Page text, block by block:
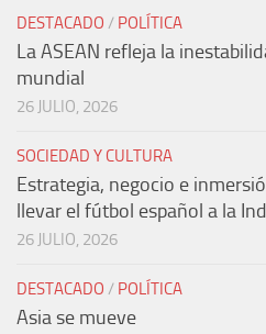
DESTACADO / POLÍTICA
La ASEAN refleja la
mundial
26 JULIO, 2026
SOCIEDAD Y CULTURA
Estrategia, negocio e
llevar el fútbol español a la
26 JULIO, 2026
DESTACADO / POLÍTICA
Asia se mueve